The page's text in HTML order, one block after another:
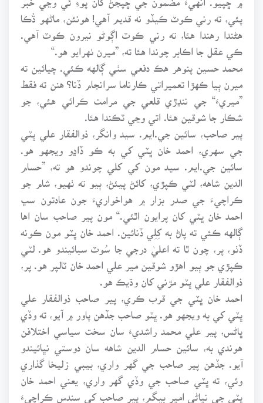
پئي، ته رني ڪوٽ ڪيڏو نه قديم آهي! هونئن، ماڻهو ڌُڪا
هڻندا رهندا هئا، ته رني ڪوٽ اڳوڻو نيرون ڪوٽ آهي.
ڪي عقل جا اڪابر چوندا هئا ته، ”ميرن ٺهرايو هو.“
محمد حسين پنوهر هڪ دفعي سٺي ڳالهه ڪئي. چيائين ته
ميرن ٻيا ڪهڙا تعميراتي ڪارناما سرانجام ڏنا؟ هنن ته فقط
”ميريءَ“ جي ننڍڙي قلعي جي مرامت ڪرائي هئي، جو
شڪار جا شوقين هئا. اتي وڃي ٽڪندا هئا.
پير صاحب، سائين جي.ايم. سيد وانگر، ذوالفقار علي ڀٽي
جي سهري، احمد خان ڀٽي کي به ڪو ڏاڍو ويجهو هو.
سائين جي.ايم. سيد مون کي کلي چوندو هو ته، ”حسام
الدين شاهه، لٽي ڪپڙي، کائڻ پيئڻ، ٻيو ته ٺهيو، شام جو
ڪراچيءَ جي صدر بزار ۾ هواخواريءَ جون عادتون سڀ
احمد خان ڀٽي کان پرايون اٿئي.“ مون پير صاحب سان اها
ڳالهه ڪئي ته پاڻ به کِلِي ڏنائين. احمد خان ڀٽو مون ڪونه
ڏٺو، پر، چون ٿا ته اعليٰ درجي جا سُوٽ سبائيندو هو. لٽي
ڪپڙي جو ٻيو اهڙو شوقين مير علي احمد خان ٽالپر هو. پر،
ذوالفقار علي ڀٽو مڙني کان وڌيڪ هو.
احمد خان ڀٽي جي قرب ڪري، پير صاحب ذوالفقار علي
ڀٽي کي به ويجهو هو. ڀٽو صاحب جڏهن پاور ۾ آيو، ته وڏي
ڀاڻس، پير علي محمد راشديءَ سان سخت سياسي اختلافن
هوندي به، سائين حسام الدين شاهه سان دوستي نڀائيندو
آيو. جڏهن پير صاحب جي گهر واري، بيبي زليخا گذاري
وئي، ته ڀٽي صاحب جي وڏي گهر واري، يعني احمد خان
ڀٽي جي نياڻي امير بيگم، پير صاحب کي سندس ڪراچيءَ